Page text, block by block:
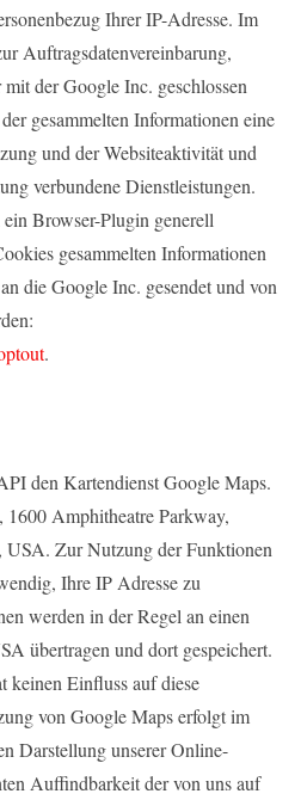
Ihrer IP-Adresse. Im
Auftragsdatenvereinbarung,
der Google Inc. geschlossen
gesammelten Informationen eine
und der Websiteaktivität und
verbundene Dienstleistungen.
Browser-Plugin generell
gesammelten Informationen
die Google Inc. gesendet und von
.
den Kartendienst Google Maps.
Amphitheatre Parkway,
Zur Nutzung der Funktionen
Ihre IP Adresse zu
werden in der Regel an einen
übertragen und dort gespeichert.
keinen Einfluss auf diese
von Google Maps erfolgt im
Darstellung unserer Online-
Auffindbarkeit der von uns auf